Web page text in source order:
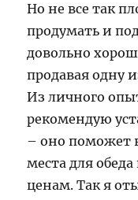
Но не все так
продумать и
довольно
продавая одну
Из личного
рекомендую
– оно поможет
места для
ценам. Так я